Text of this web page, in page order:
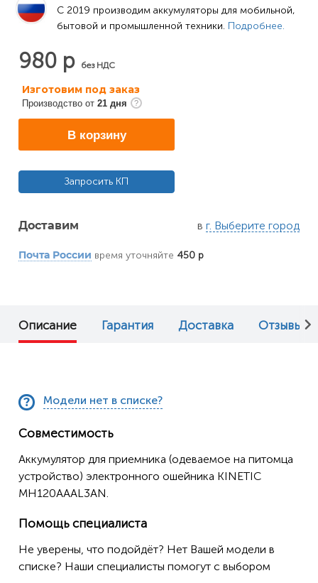
C 2019 производим аккумуляторы для мобильной,
бытовой и промышленной техники. Подробнее.
980 р без НДС
Изготовим под заказ
Производство от 21 дня
В корзину
Запросить КП
Доставим в г. Выберите город
Почта России время уточняйте 450 р
Описание Гарантия Доставка Отзывы (0)
Модели нет в списке?
Совместимость
Аккумулятор для приемника (одеваемое на питомца
устройство) электронного ошейника KINETIC
MH120AAAL3AN.
Помощь специалиста
Не уверены, что подойдёт? Нет Вашей модели в
списке? Наши специалисты помогут с выбором